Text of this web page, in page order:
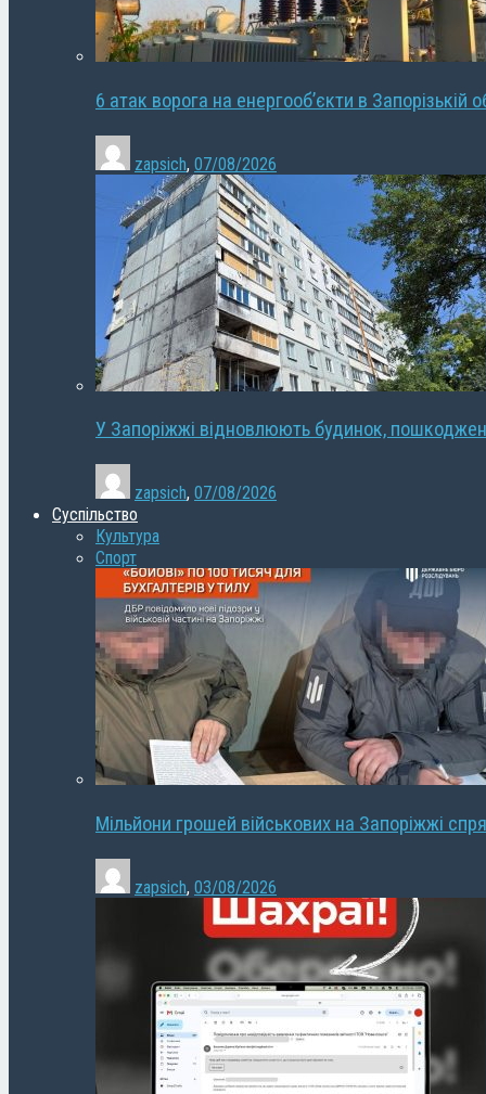
6 атак ворога на енергооб’єкти в Запорізькій
zapsich, 07/08/2026
У Запоріжжі відновлюють будинок,
zapsich, 07/08/2026
Суспільство
Культура
Спорт
Мільйони грошей військових на Запоріжжі
zapsich, 03/08/2026